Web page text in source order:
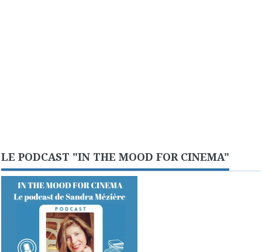
LE PODCAST "IN THE MOOD FOR CINEMA"